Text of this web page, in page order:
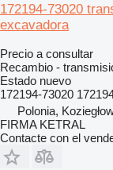
172194-73020
excavadora
Precio a consultar
Recambio -
Estado nuevo
172194-73020
Polonia,
FIRMA KETRAL
Contacte con el